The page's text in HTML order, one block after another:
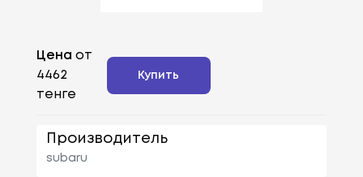
Цена от
4462
тенге
Купить
Производитель
subaru